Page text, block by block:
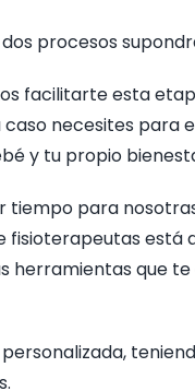
procesos
facilitarte esta
necesites para
y tu propio
tiempo para
fisioterapeutas está
herramientas que